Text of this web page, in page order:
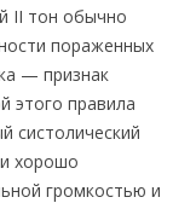
II тон обычно
пораженных
— признак
этого правила
систолический
хорошо
громкостью и